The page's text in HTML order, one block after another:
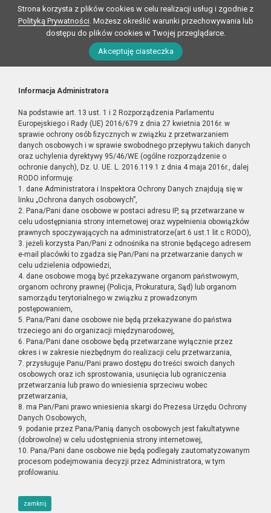
Strona korzysta z plików cookies w celu realizacji usług i zgodnie z
Polityką Prywatności. Możesz określić warunki przechowywania lub
dostępu do plików cookies w Twojej przeglądarce.
Akceptuję ciasteczka
Informacja Administratora
Na podstawie art. 13 ust. 1 i 2 Rozporządzenia Parlamentu
Europejskiego i Rady (UE) 2016/679 z dnia 27 kwietnia 2016r. w
sprawie ochrony osób fizycznych w związku z przetwarzaniem
danych osobowych i w sprawie swobodnego przepływu takich danych
oraz uchylenia dyrektywy 95/46/WE (ogólne rozporządzenie o
ochronie danych), Dz. U. UE. L. 2016.119.1 z dnia 4 maja 2016r., dalej
RODO informuję:
1. dane Administratora i Inspektora Ochrony Danych znajdują się w
linku „Ochrona danych osobowych”,
2. Pana/Pani dane osobowe w postaci adresu IP, są przetwarzane w
celu udostępniania strony internetowej oraz wypełnienia obowiązków
prawnych spoczywających na administratorze(art.6 ust.1 lit.c RODO),
3. jeżeli korzysta Pan/Pani z odnośnika na stronie będącego adresem
e-mail placówki to zgadza się Pan/Pani na przetwarzanie danych w
celu udzielenia odpowiedzi,
4. dane osobowe mogą być przekazywane organom państwowym,
organom ochrony prawnej (Policja, Prokuratura, Sąd) lub organom
samorządu terytorialnego w związku z prowadzonym
postępowaniem,
5. Pana/Pani dane osobowe nie będą przekazywane do państwa
trzeciego ani do organizacji międzynarodowej,
6. Pana/Pani dane osobowe będą przetwarzane wyłącznie przez
okres i w zakresie niezbędnym do realizacji celu przetwarzania,
7. przysługuje Panu/Pani prawo dostępu do treści swoich danych
osobowych oraz ich sprostowania, usunięcia lub ograniczenia
przetwarzania lub prawo do wniesienia sprzeciwu wobec
przetwarzania,
8. ma Pan/Pani prawo wniesienia skargi do Prezesa Urzędu Ochrony
Danych Osobowych,
9. podanie przez Pana/Panią danych osobowych jest fakultatywne
(dobrowolne) w celu udostępnienia strony internetowej,
10. Pana/Pani dane osobowe nie będą podlegały zautomatyzowanym
procesom podejmowania decyzji przez Administratora, w tym
profilowaniu.
zamknij